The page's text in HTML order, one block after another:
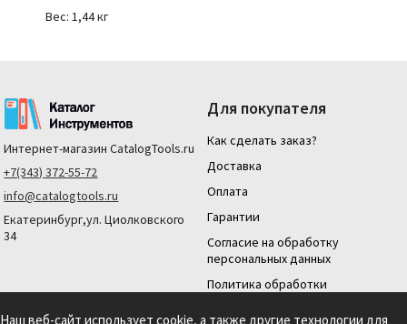
Вес: 1,44 кг
Интернет-магазин CatalogTools.ru
+7(343) 372-55-72
info@catalogtools.ru
Екатеринбург,ул. Циолковского
34
Для покупателя
Как сделать заказ?
Доставка
Оплата
Гарантии
Согласие на обработку
персональных данных
Политика обработки
Наш веб-сайт использует cookie, а также другие технологии для